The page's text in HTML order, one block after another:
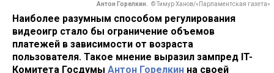
Антон Горелкин. © Тимур Ханов/«Парламентская газета»
Наиболее разумным способом регулирования
видеоигр стало бы ограничение объемов
платежей в зависимости от возраста
пользователя. Такое мнение выразил зампред IT-
Комитета Госдумы Антон Горелкин на своей